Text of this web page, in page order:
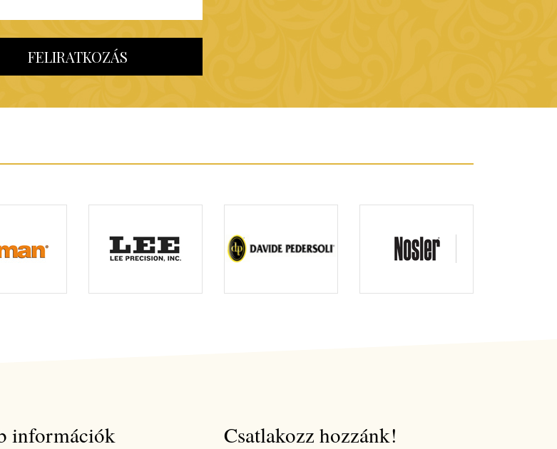
FELIRATKOZÁS
információk Csatlakozz hozzánk!